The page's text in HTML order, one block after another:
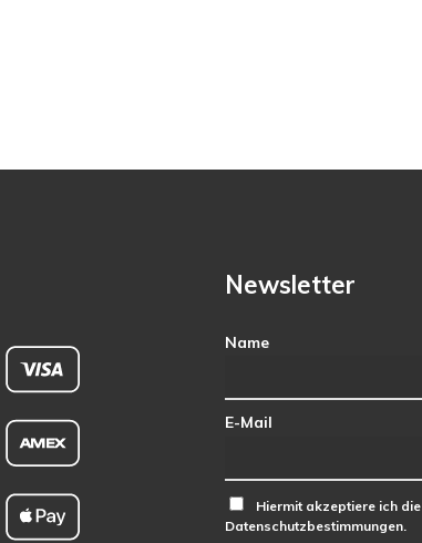
Newsletter
Name
E-Mail
Hiermit akzeptiere ich die
Datenschutzbestimmungen.